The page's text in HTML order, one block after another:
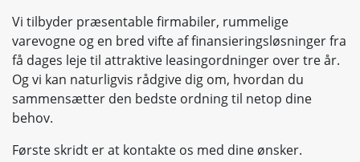
Vi tilbyder præsentable firmabiler, rummelige
varevogne og en bred vifte af finansieringsløsninger fra
få dages leje til attraktive leasingordninger over tre år.
Og vi kan naturligvis rådgive dig om, hvordan du
sammensætter den bedste ordning til netop dine
behov.
Første skridt er at kontakte os med dine ønsker.